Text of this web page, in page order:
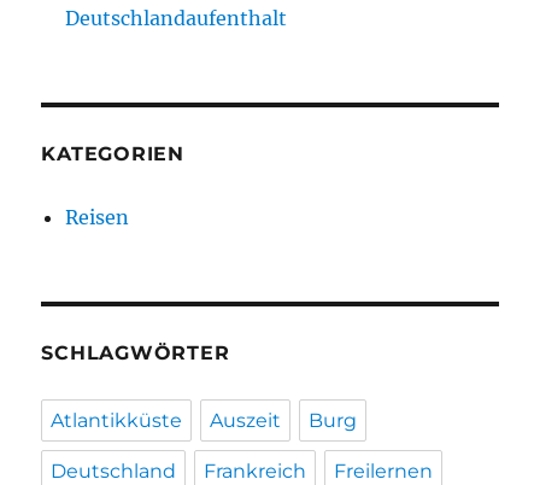
Deutschlandaufenthalt
KATEGORIEN
Reisen
SCHLAGWÖRTER
Atlantikküste Auszeit Burg
Deutschland Frankreich Freilernen